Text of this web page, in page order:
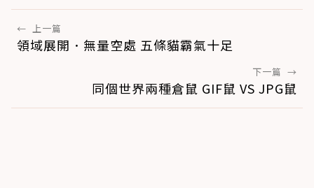
← 上一篇
領域展開．無量空處 五條貓霸氣十足
下一篇 →
同個世界兩種倉鼠 GIF鼠 VS JPG鼠